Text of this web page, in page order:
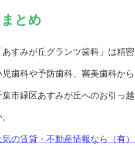
まとめ
あすみが丘グランツ歯科」は精
児歯科や予防歯科、審美歯科か
葉市緑区あすみが丘へのお引っ
気の賃貸・不動産情報なら（有